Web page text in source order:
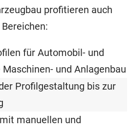
profitieren auch
für Automobil- und
und Anlagenbau
Profilgestaltung bis zur
manuellen und